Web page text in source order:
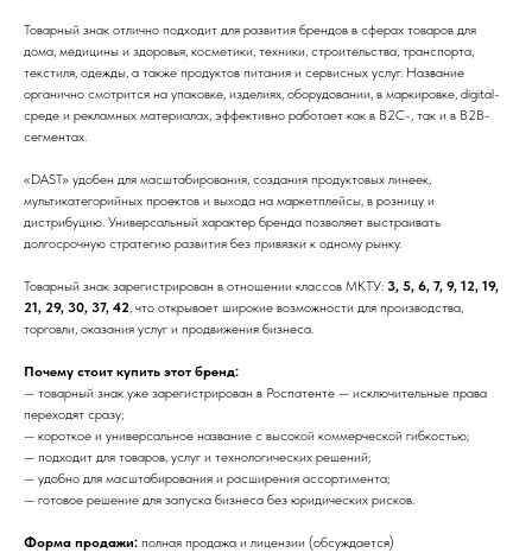
Товарный знак отлично подходит для развития брендов в сферах товаров для
дома, медицины и здоровья, косметики, техники, строительства, транспорта,
текстиля, одежды, а также продуктов питания и сервисных услуг. Название
органично смотрится на упаковке, изделиях, оборудовании, в маркировке, digital-
среде и рекламных материалах, эффективно работает как в B2C-, так и в B2B-
сегментах.
«DAST» удобен для масштабирования, создания продуктовых линеек,
мультикатегорийных проектов и выхода на маркетплейсы, в розницу и
дистрибуцию. Универсальный характер бренда позволяет выстраивать
долгосрочную стратегию развития без привязки к одному рынку.
Товарный знак зарегистрирован в отношении классов МКТУ: 3, 5, 6, 7, 9, 12, 19,
21, 29, 30, 37, 42, что открывает широкие возможности для производства,
торговли, оказания услуг и продвижения бизнеса.
Почему стоит купить этот бренд:
— товарный знак уже зарегистрирован в Роспатенте — исключительные права
переходят сразу;
— короткое и универсальное название с высокой коммерческой гибкостью;
— подходит для товаров, услуг и технологических решений;
— удобно для масштабирования и расширения ассортимента;
— готовое решение для запуска бизнеса без юридических рисков.
Форма продажи: полная продажа и лицензии (обсуждается)